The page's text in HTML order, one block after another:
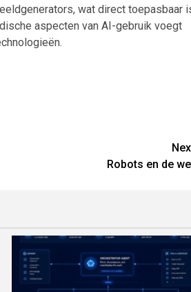
wat direct toepasbaar
aspecten van AI-gebruik voegt
Robots en de